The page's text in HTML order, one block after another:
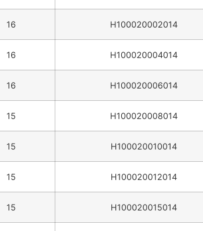
16 H100020002014
16 H100020004014
16 H100020006014
15 H100020008014
15 H100020010014
15 H100020012014
15 H100020015014